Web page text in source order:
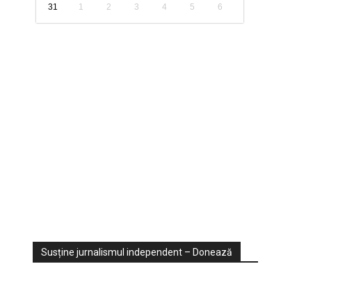
31 1 2 3 4 5 6
Sondaje
Video
Susține jurnalismul independent – Donează